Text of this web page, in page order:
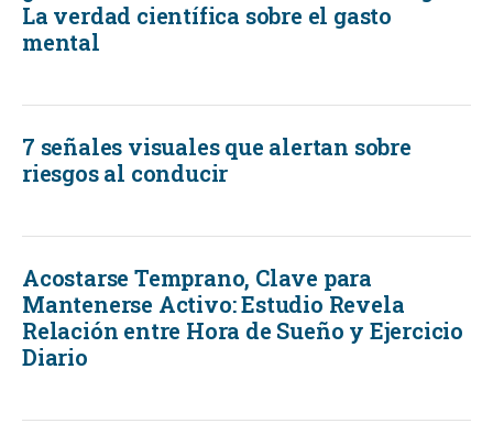
La verdad científica sobre el gasto
mental
7 señales visuales que alertan sobre
riesgos al conducir
Acostarse Temprano, Clave para
Mantenerse Activo: Estudio Revela
Relación entre Hora de Sueño y Ejercicio
Diario